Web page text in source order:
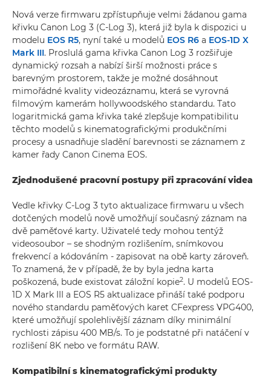
Nová verze firmwaru zpřístupňuje velmi žádanou gama
křivku Canon Log 3 (C-Log 3), která již byla k dispozici u
modelu EOS R5, nyní také u modelů EOS R6 a EOS-1D X
Mark III. Proslulá gama křivka Canon Log 3 rozšiřuje
dynamický rozsah a nabízí širší možnosti práce s
barevným prostorem, takže je možné dosáhnout
mimořádné kvality videozáznamu, která se vyrovná
filmovým kamerám hollywoodského standardu. Tato
logaritmická gama křivka také zlepšuje kompatibilitu
těchto modelů s kinematografickými produkčními
procesy a usnadňuje sladění barevnosti se záznamem z
kamer řady Canon Cinema EOS.
Zjednodušené pracovní postupy při zpracování videa
Vedle křivky C-Log 3 tyto aktualizace firmwaru u všech
dotčených modelů nově umožňují současný záznam na
dvě paměťové karty. Uživatelé tedy mohou tentýž
videosoubor – se shodným rozlišením, snímkovou
frekvencí a kódováním - zapisovat na obě karty zároveň.
To znamená, že v případě, že by byla jedna karta
poškozená, bude existovat záložní kopie2. U modelů EOS-
1D X Mark III a EOS R5 aktualizace přináší také podporu
nového standardu paměťových karet CFexpress VPG400,
které umožňují spolehlivější záznam díky minimální
rychlosti zápisu 400 MB/s. To je podstatné při natáčení v
rozlišení 8K nebo ve formátu RAW.
Kompatibilní s kinematografickými produkty